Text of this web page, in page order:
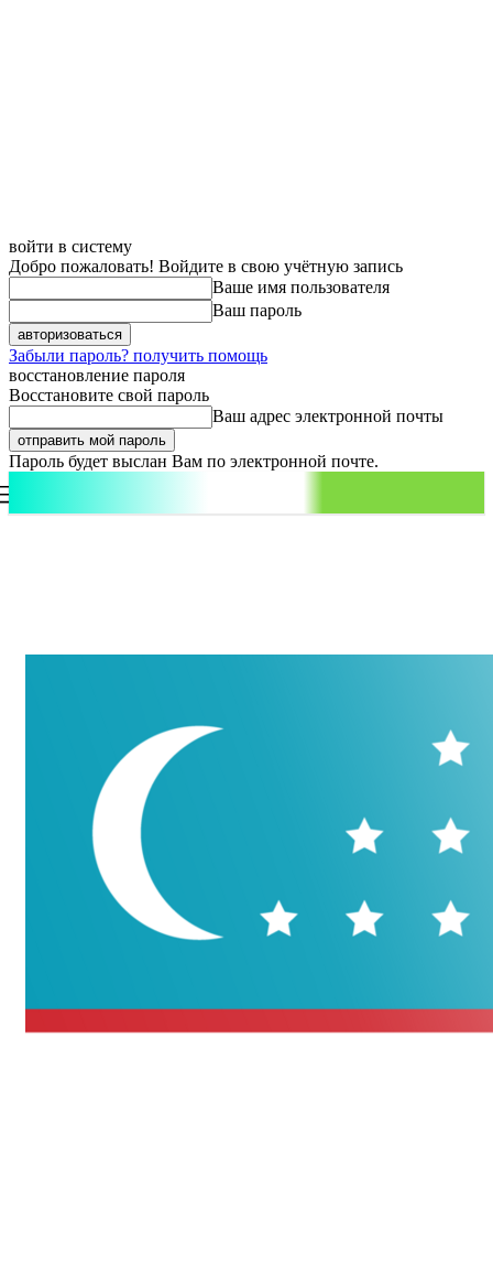
войти в систему
Добро пожаловать! Войдите в свою учётную запись
Ваше имя пользователя
Ваш пароль
Забыли пароль? получить помощь
восстановление пароля
Восстановите свой пароль
Ваш адрес электронной почты
Пароль будет выслан Вам по электронной почте.